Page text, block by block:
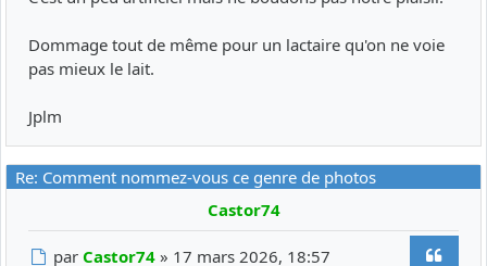
Dommage tout de même pour un lactaire qu'on ne voie
pas mieux le lait.
Jplm
Re: Comment nommez-vous ce genre de photos
Castor74
Message
par Castor74 » 17 mars 2026, 18:57